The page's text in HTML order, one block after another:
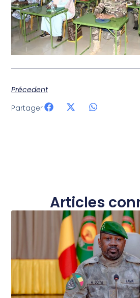
Précedent
Partager
Articles